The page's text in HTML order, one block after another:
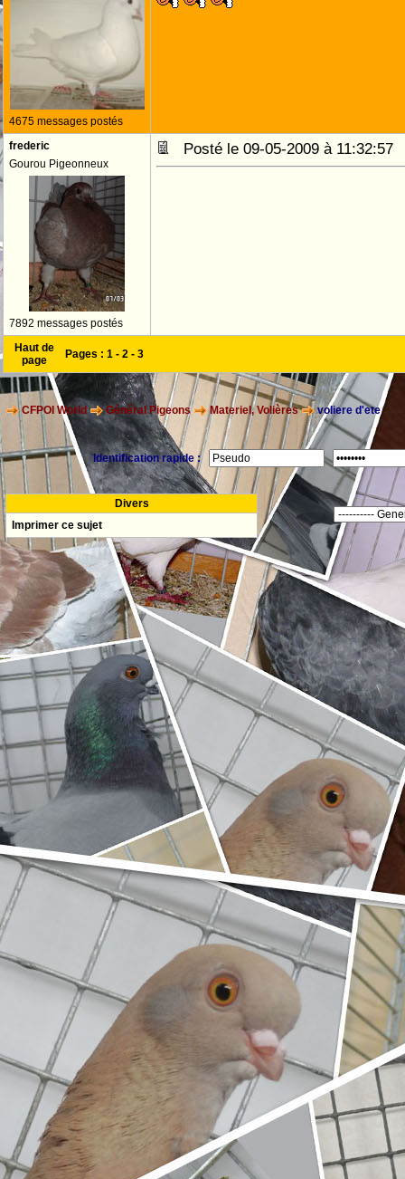
4675 messages postés
frederic
Gourou Pigeonneux
7892 messages postés
Posté le 09-05-2009 à
Haut de
page
Pages : 1 - 2 - 3
CFPOI World Général Pigeons Materiel, Volières voliere d'ete
Identification rapide :
Divers
Imprimer ce sujet